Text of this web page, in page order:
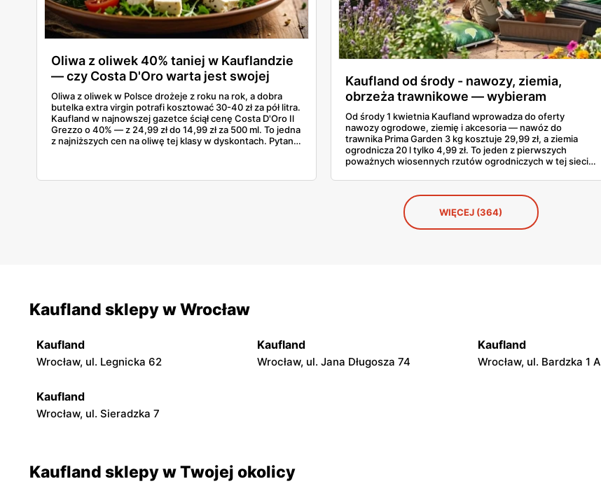
Oliwa z oliwek 40% taniej w Kauflandzie
— czy Costa D'Oro warta jest swojej
ceny?
Oliwa z oliwek w Polsce drożeje z roku na rok, a dobra
butelka extra virgin potrafi kosztować 30-40 zł za pół litra.
Kaufland w najnowszej gazetce ściął cenę Costa D'Oro Il
Grezzo o 40% — z 24,99 zł do 14,99 zł za 500 ml. To jedna
z najniższych cen na oliwę tej klasy w dyskontach. Pytanie
Kaufland od środy - nawozy, ziemia,
obrzeża trawnikowe — wybieram
najlepsze okazje
Od środy 1 kwietnia Kaufland wprowadza do oferty
nawozy ogrodowe, ziemię i akcesoria — nawóz do
trawnika Prima Garden 3 kg kosztuje 29,99 zł, a ziemia
ogrodnicza 20 l tylko 4,99 zł. To jeden z pierwszych
poważnych wiosennych rzutów ogrodniczych w tej sieci
okno zakupowe jest krótkie — dokładnie tydzień.
Wybrałam z oferty produkty, które naprawdę warto wziąć,
i te, które spokojnie można odpuścić.
WIĘCEJ (364)
Kaufland sklepy w Wrocław
Kaufland
Wrocław, ul. Legnicka 62
Kaufland
Wrocław, ul. Jana Długosza 74
Kaufland
Wrocław, ul. Bardzka 1 A
Kaufland
Wrocław, ul. Sieradzka 7
Kaufland sklepy w Twojej okolicy